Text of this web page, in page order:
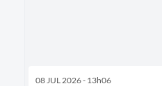
08 JUL 2026 - 13h06